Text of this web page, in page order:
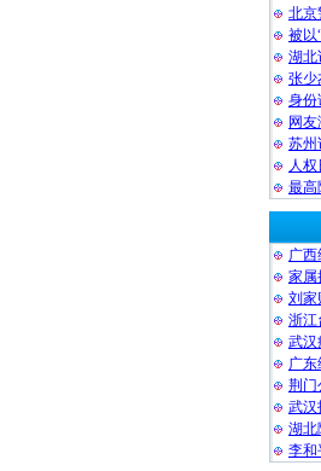
北京
被以
湖北
张少
身份
网
苏州
人
最高
广
家属
刘家
浙江
武汉
广
荆门
武汉
湖北
李和